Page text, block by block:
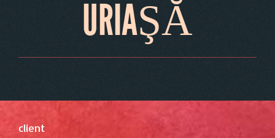
URIAŞĂ
client